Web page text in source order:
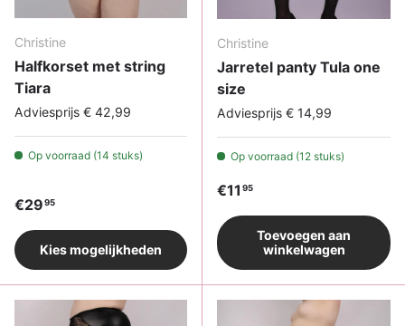
Christine
Halfkorset met string
Tiara
Adviesprijs € 42,99
Op voorraad (14 stuks)
Reguliere prijs
€2995
Kies mogelijkheden
Christine
Jarretel panty Tula one
size
Adviesprijs € 14,99
Op voorraad (12 stuks)
Reguliere prijs
€11 95
Toevoegen aan
winkelwagen